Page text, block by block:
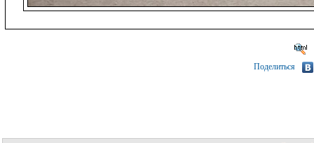
Поделиться